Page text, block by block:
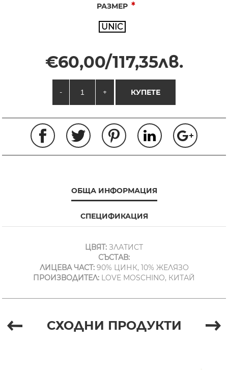
РАЗМЕР *
UNIC
€60,00/117,35лв.
- + КУПЕТЕ
ОБЩА ИНФОРМАЦИЯ
СПЕЦИФИКАЦИЯ
ЦВЯТ: ЗЛАТИСТ
СЪСТАВ:
ЛИЦЕВА ЧАСТ:90% ЦИНК, 10% ЖЕЛЯЗО
ПРОИЗВОДИТЕЛ: LOVE MOSCHINO, КИТАЙ
СХОДНИ ПРОДУКТИ